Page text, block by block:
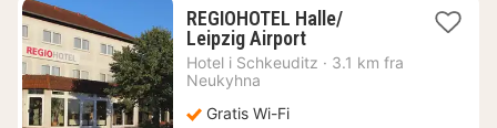
REGIOHOTEL Halle/
Leipzig Airport1
nat
Hotel i Schkeuditz · 3.1 km fra
Neukyhna
Gratis Wi-Fi